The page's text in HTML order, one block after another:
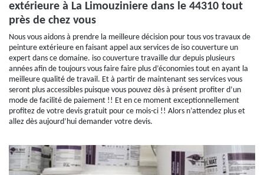
extérieure à La Limouziniere dans le 44310 tout
près de chez vous
Nous vous aidons à prendre la meilleure décision pour tous vos travaux de
peinture extérieure en faisant appel aux services de iso couverture un
expert dans ce domaine. iso couverture travaille dur depuis plusieurs
années afin de toujours vous faire faire plus d’économies tout en ayant la
meilleure qualité de travail. Et à partir de maintenant ses services vous
seront plus accessibles puisque vous pouvez dès à présent profiter d’un
mode de facilité de paiement !! Et en ce moment exceptionnellement
profitez de votre devis gratuit pour ce mois-ci !! Alors n’attendez plus et
allez dès aujourd’hui demander votre devis.